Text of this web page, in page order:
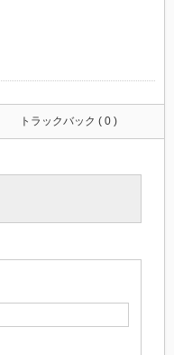
トラックバック ( 0 )